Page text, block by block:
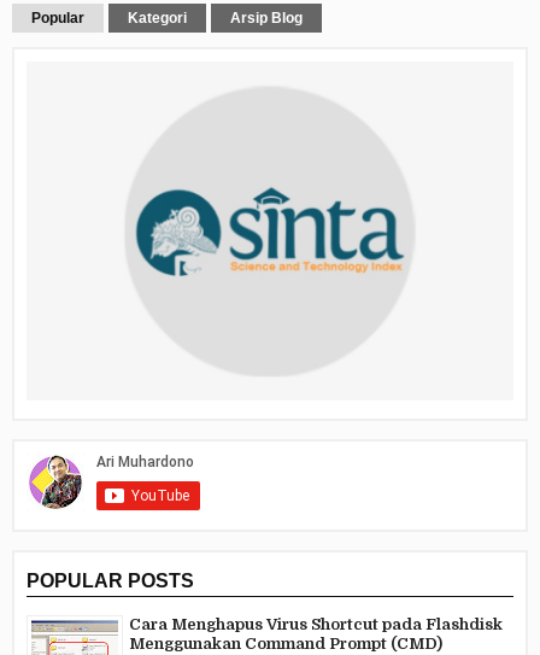
Popular Kategori Arsip Blog
POPULAR POSTS
Cara Menghapus Virus Shortcut pada Flashdisk
Menggunakan Command Prompt (CMD)